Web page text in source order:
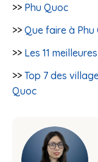
>> Phu Quoc
>> Que faire à Phu
>> Les 11
>> Top 7 des
Quoc